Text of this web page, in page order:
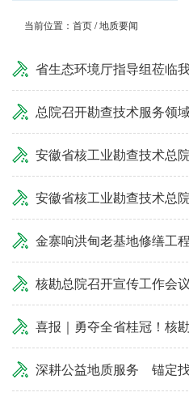
当前位置： 首页/地质要闻
省生态环境厅指导组莅临
总院召开勘查技术服务领
安徽省核工业勘查技术总
安徽省核工业勘查技术总
金寨响洪甸老基地修缮工
核勘总院召开宣传工作会议
喜报｜勇夺全省桂冠！核
深耕公益地质服务 锚定找